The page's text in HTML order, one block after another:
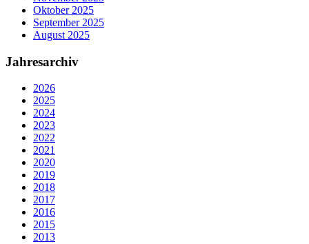
Oktober 2025
September 2025
August 2025
Jahresarchiv
2026
2025
2024
2023
2022
2021
2020
2019
2018
2017
2016
2015
2013